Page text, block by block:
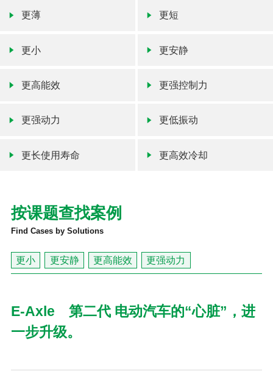
更薄 更短
更小 更安静
更高能效 更强控制力
更强动力 更低振动
更长使用寿命 更高效冷却
按课题查找案例
Find Cases by Solutions
更小 更安静 更高能效 更强动力
E-Axle 第二代 电动汽车的“心脏”，进
一步升级。